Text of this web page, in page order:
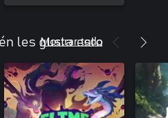
les gusta esto
Mostrar todo